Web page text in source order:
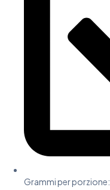
Grammi per porzione: